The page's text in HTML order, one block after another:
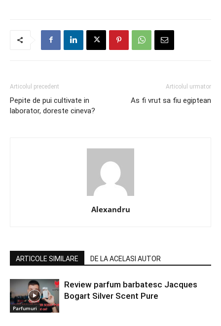
Articolul precedent
Pepite de pui cultivate in
laborator, doreste cineva?
Articolul urmator
As fi vrut sa fiu egiptean
Alexandru
ARTICOLE SIMILARE DE LA ACELASI AUTOR
Parfumuri
Review parfum barbatesc Jacques
Bogart Silver Scent Pure